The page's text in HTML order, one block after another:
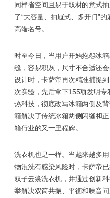
同样省空间且易于取材的意式
了“大容量、抽屉式、多开门”
高端名号。
时至今日，当用户开始抱怨冰
缝，容易积灰，尺寸不合适还
设计时，卡萨帝再次精准捕捉
次实验，先后拿下155项发明
热科技，彻底改写冰箱两侧及
箱解决了传统冰箱两侧闪缝和
箱行业的又一里程碑。
洗衣机也是一样。当越来越多
物混洗有感染风险时，卡萨帝
双子云裳洗衣机，并通过创新
举解决双筒共振、平衡和噪音